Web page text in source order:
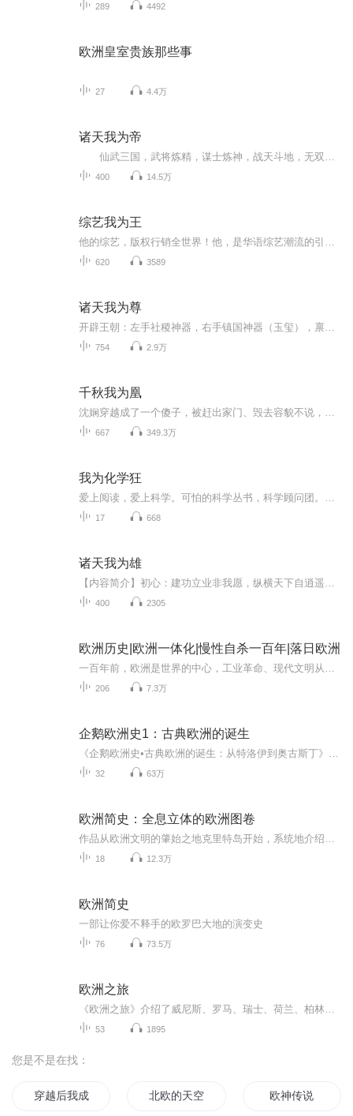
289 4492
欧洲皇室贵族那些事
27 4.4万
诸天我为帝
400 14.5万
综艺我为王
620 3589
诸天我为尊
754 2.9万
千秋我为凰
667 349.3万
我为化学狂
17 668
诸天我为雄
400 2305
欧洲历史|欧洲一体化|慢性自杀一百年|落日欧洲
206 7.3万
企鹅欧洲史1：古典欧洲的诞生
32 63万
欧洲简史：全息立体的欧洲图卷
18 12.3万
欧洲简史
一部让你爱不释手的欧罗巴大地的演变史
76 73.5万
欧洲之旅
53 1895
您是不是在找：
穿越后我成为了欧洲提督北欧的天空下 欧神传说